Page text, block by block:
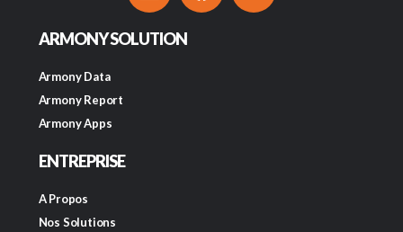
ARMONY SOLUTION
Armony Data
Armony Report
Armony Apps
ENTREPRISE
A Propos
Nos Solutions